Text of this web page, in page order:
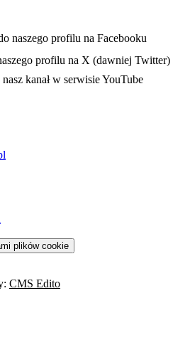
się w nowej karcie
naszego profilu na Facebooku
profilu na X (dawniej Twitter)
się w nowej karcie
kanał w serwisie YouTube
plików cookie
CMS Edito